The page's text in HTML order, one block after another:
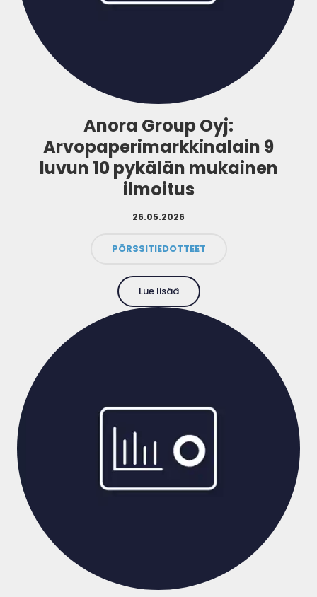
Anora Group Oyj:
Arvopaperimarkkinalain 9
luvun 10 pykälän mukainen
ilmoitus
26.05.2026
PÖRSSITIEDOTTEET
Lue lisää